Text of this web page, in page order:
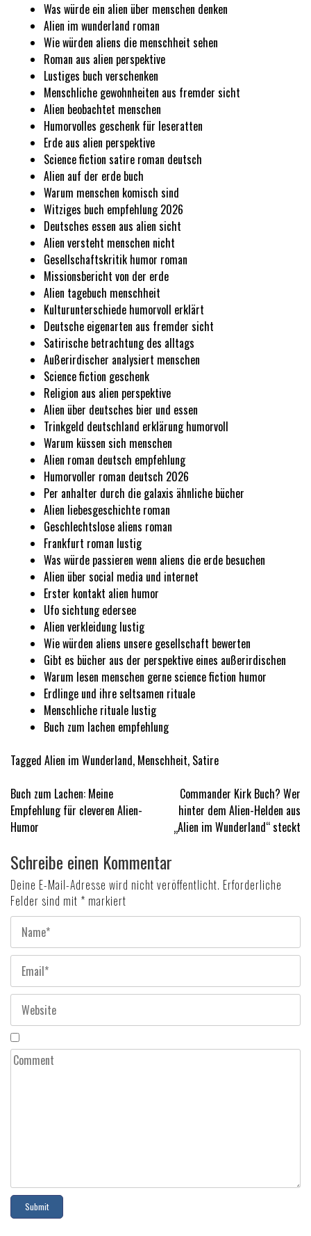
Was würde ein alien über menschen denken
Alien im wunderland roman
Wie würden aliens die menschheit sehen
Roman aus alien perspektive
Lustiges buch verschenken
Menschliche gewohnheiten aus fremder sicht
Alien beobachtet menschen
Humorvolles geschenk für leseratten
Erde aus alien perspektive
Science fiction satire roman deutsch
Alien auf der erde buch
Warum menschen komisch sind
Witziges buch empfehlung 2026
Deutsches essen aus alien sicht
Alien versteht menschen nicht
Gesellschaftskritik humor roman
Missionsbericht von der erde
Alien tagebuch menschheit
Kulturunterschiede humorvoll erklärt
Deutsche eigenarten aus fremder sicht
Satirische betrachtung des alltags
Außerirdischer analysiert menschen
Science fiction geschenk
Religion aus alien perspektive
Alien über deutsches bier und essen
Trinkgeld deutschland erklärung humorvoll
Warum küssen sich menschen
Alien roman deutsch empfehlung
Humorvoller roman deutsch 2026
Per anhalter durch die galaxis ähnliche bücher
Alien liebesgeschichte roman
Geschlechtslose aliens roman
Frankfurt roman lustig
Was würde passieren wenn aliens die erde besuchen
Alien über social media und internet
Erster kontakt alien humor
Ufo sichtung edersee
Alien verkleidung lustig
Wie würden aliens unsere gesellschaft bewerten
Gibt es bücher aus der perspektive eines außerirdischen
Warum lesen menschen gerne science fiction humor
Erdlinge und ihre seltsamen rituale
Menschliche rituale lustig
Buch zum lachen empfehlung
Tagged Alien im Wunderland, Menschheit, Satire
Beitragsnavigation
Buch zum Lachen: Meine
Empfehlung für cleveren Alien-
Humor
Commander Kirk Buch? Wer
hinter dem Alien-Helden aus
„Alien im Wunderland“ steckt
Schreibe einen Kommentar
Deine E-Mail-Adresse wird nicht veröffentlicht. Erforderliche
Felder sind mit * markiert